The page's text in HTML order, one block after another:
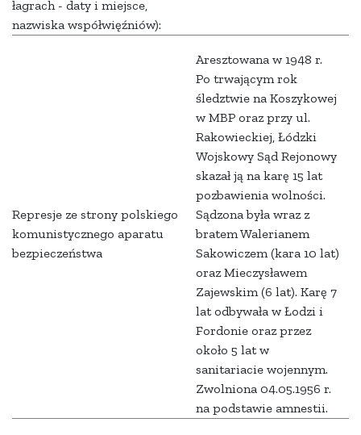
łagrach - daty i miejsce,
nazwiska współwięźniów):
Represje ze strony polskiego
komunistycznego aparatu
bezpieczeństwa
Aresztowana w 1948 r.
Po trwającym rok
śledztwie na Koszykowej
w MBP oraz przy ul.
Rakowieckiej, Łódzki
Wojskowy Sąd Rejonowy
skazał ją na karę 15 lat
pozbawienia wolności.
Sądzona była wraz z
bratem Walerianem
Sakowiczem (kara 10 lat)
oraz Mieczysławem
Zajewskim (6 lat). Karę 7
lat odbywała w Łodzi i
Fordonie oraz przez
około 5 lat w
sanitariacie wojennym.
Zwolniona 04.05.1956 r.
na podstawie amnestii.